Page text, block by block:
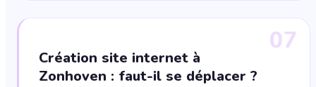
07
Création site internet à
Zonhoven : faut-il se déplacer ?